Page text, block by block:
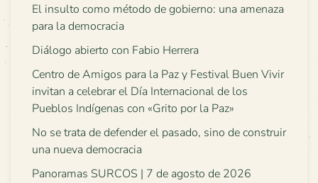
El insulto como método de gobierno: una amenaza
para la democracia
Diálogo abierto con Fabio Herrera
Centro de Amigos para la Paz y Festival Buen Vivir
invitan a celebrar el Día Internacional de los
Pueblos Indígenas con «Grito por la Paz»
No se trata de defender el pasado, sino de construir
una nueva democracia
Panoramas SURCOS | 7 de agosto de 2026